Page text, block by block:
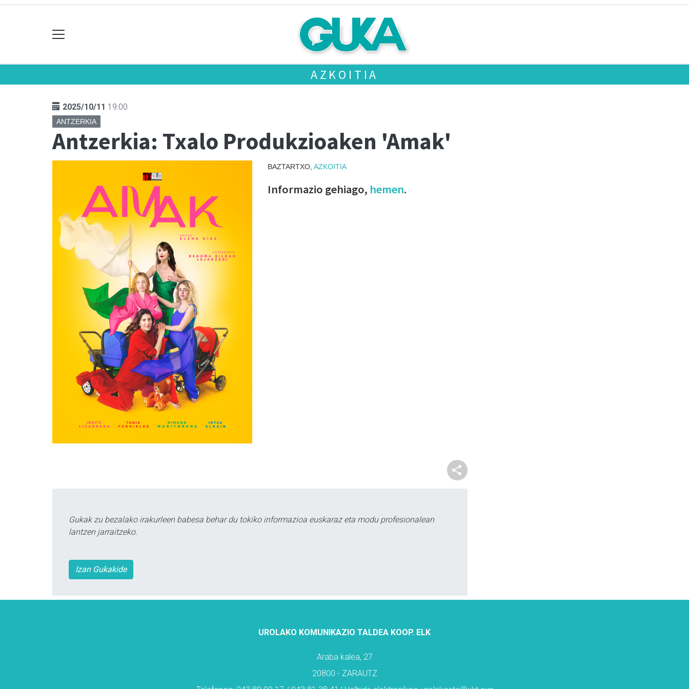
AZKOITIA
2025/10/11 19:00
ANTZERKIA
Antzerkia: Txalo Produkzioaken 'Amak'
BAZTARTXO, AZKOITIA
Informazio gehiago, hemen.
Gukak zu bezalako irakurleen babesa behar du tokiko informazioa euskaraz eta modu profesionalean
lantzen jarraitzeko.
Izan Gukakide
UROLAKO KOMUNIKAZIO TALDEA KOOP. ELK
Araba kalea, 27
20800 - ZARAUTZ